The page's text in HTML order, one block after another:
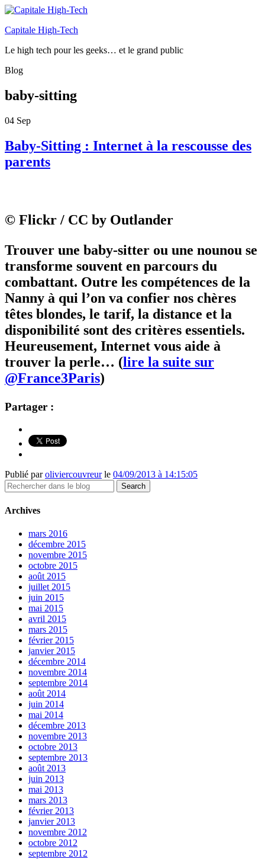
Capitale High-Tech
Le high tech pour les geeks… et le grand public
Blog
baby-sitting
04 Sep
Baby-Sitting : Internet à la rescousse des
parents
© Flickr / CC by Outlander
Trouver une baby-sitter ou une nounou se
transforme souvent en parcours du
combattant. Outre les compétences de la
Nanny à qui l’on va confier nos chères
têtes blondes, le tarif, la distance et la
disponibilité sont des critères essentiels.
Heureusement, Internet vous aide à
trouver la perle… (lire la suite sur
@France3Paris)
Partager :
Publié paroliviercouvreurle 04/09/2013 à 14:15:05
Archives
mars 2016
décembre 2015
novembre 2015
octobre 2015
août 2015
juillet 2015
juin 2015
mai 2015
avril 2015
mars 2015
février 2015
janvier 2015
décembre 2014
novembre 2014
septembre 2014
août 2014
juin 2014
mai 2014
décembre 2013
novembre 2013
octobre 2013
septembre 2013
août 2013
juin 2013
mai 2013
mars 2013
février 2013
janvier 2013
novembre 2012
octobre 2012
septembre 2012